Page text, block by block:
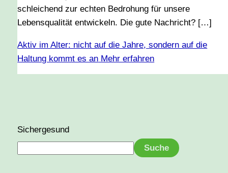
schleichend zur echten Bedrohung für unsere
Lebensqualität entwickeln. Die gute Nachricht? […]
Aktiv im Alter: nicht auf die Jahre, sondern auf die
Haltung kommt es an Mehr erfahren
Sichergesund
Suche